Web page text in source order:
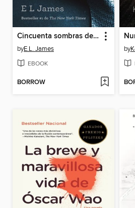
Cincuenta sombras de Grey
byE.L. James
EBOOK
BORROW
by